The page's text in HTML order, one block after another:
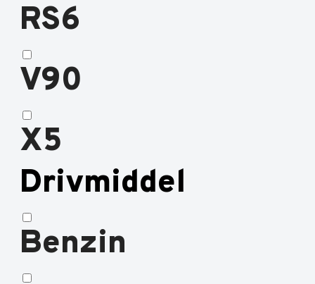
RS6
V90
X5
Drivmiddel
Benzin